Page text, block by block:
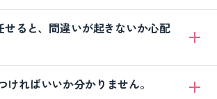
ば、本格的なAPI・MCP対応は様子を見ても大
キュリティの影響が大きいので、経験のある開
が安全です。発注側として判断軸を持っておけば
せると、間違いが起きないか心配
制」が主流になっています。在庫や料金は正しい
ければいいか分かりません。